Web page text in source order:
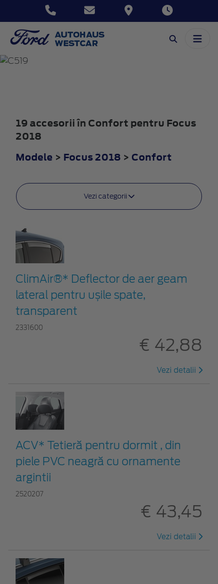
FOCUS
19 accesorii în Confort pentru Focus
2018
Modele > Focus 2018 > Confort
Vezi categorii
ClimAir®* Deflector de aer geam
lateral pentru ușile spate,
transparent
2331600
€ 42,88
Vezi detalii
ACV* Tetieră pentru dormit , din
piele PVC neagră cu ornamente
argintii
2520207
€ 43,45
Vezi detalii